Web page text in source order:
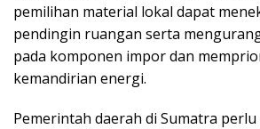
pemilihan material lokal dapat
pendingin ruangan serta
pada komponen impor dan
kemandirian energi.
Pemerintah daerah di Sumatra perlu